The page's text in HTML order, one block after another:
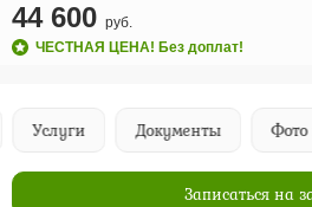
44 600 руб.
ЧЕСТНАЯ ЦЕНА! Без доплат!
Услуги Документы Фото
Записаться на